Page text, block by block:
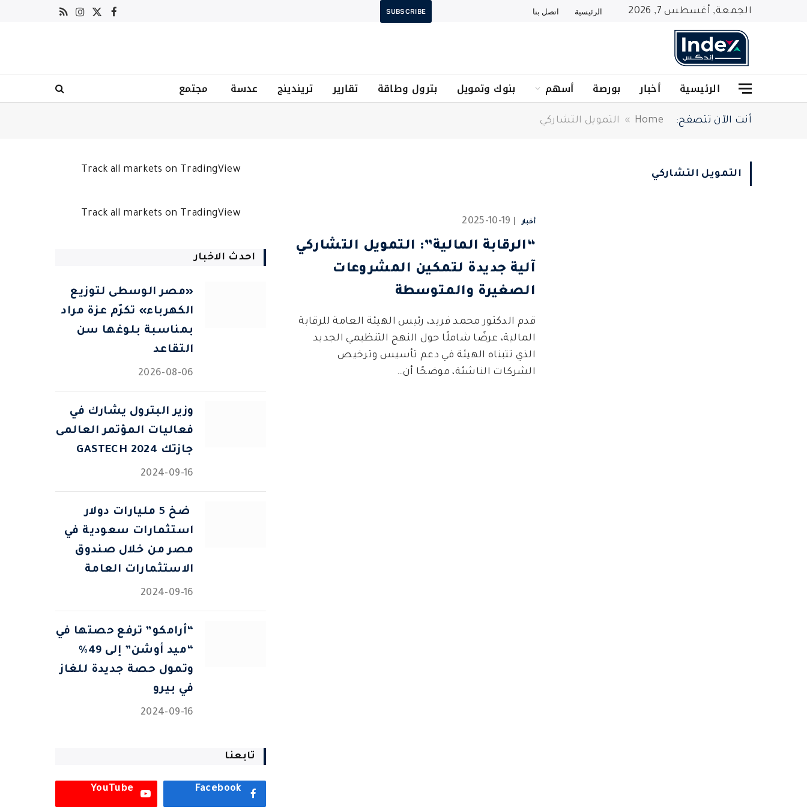
الجمعة, أغسطس 7, 2026 الرئيسية اتصل بنا SUBSCRIBE
فيسبوك
X
الانستغرام
RSS
الرئيسية أخبار بورصة أسهم بنوك وتمويل بترول وطاقة تقارير تريندينج عدسة مجتمع
أنت الآن تتصفح: Home
» التمويل التشاركي
التمويل التشاركي
أخبار 2025-10-19
“الرقابة المالية”: التمويل التشاركي
آلية جديدة لتمكين المشروعات
الصغيرة والمتوسطة
قدم الدكتور محمد فريد، رئيس الهيئة العامة للرقابة
المالية، عرضًا شاملًا حول النهج التنظيمي الجديد
الذي تتبناه الهيئة في دعم تأسيس وترخيص
الشركات الناشئة، موضحًا أن…
Track all markets on TradingView
Track all markets on TradingView
احدث الاخبار
«مصر الوسطى لتوزيع
الكهرباء» تكرّم عزة مراد
بمناسبة بلوغها سن
التقاعد
2026-08-06
وزير البترول يشارك في
فعاليات المؤتمر العالمى
جازتك 2024 GASTECH
2024-09-16
⁠ ضخ 5 مليارات دولار
استثمارات سعودية في
مصر من خلال صندوق
الاستثمارات العامة
2024-09-16
“أرامكو” ترفع حصتها في
“ميد أوشن” إلى 49%
وتمول حصة جديدة للغاز
في بيرو
2024-09-16
تابعنا
Facebook
YouTube